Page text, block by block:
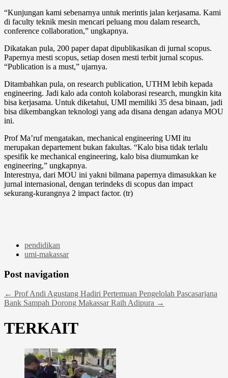
“Kunjungan kami sebenarnya untuk merintis jalan kerjasama. Kami
di faculty teknik mesin mencari peluang mou dalam research,
conference collaboration,” ungkapnya.
Dikatakan pula, 200 paper dapat dipublikasikan di jurnal scopus.
Papernya mesti scopus, setiap dosen mesti terbit jurnal scopus.
“Publication is a must,” ujarnya.
Ditambahkan pula, on research publication, UTHM lebih kepada
engineering. Jadi kalo ada contoh kolaborasi research, mungkin kita
bisa kerjasama. Untuk diketahui, UMI memiliki 35 desa binaan, jadi
bisa dikembangkan teknologi yang ada disana dengan adanya MOU
ini.
Prof Ma’ruf mengatakan, mechanical engineering UMI itu
merupakan departement bukan fakultas. “Kalo bisa tidak terlalu
spesifik ke mechanical engineering, kalo bisa diumumkan ke
engineering,” ungkapnya.
Interestnya, dari MOU ini yakni bilmana papernya dimasukkan ke
jurnal internasional, dengan terindeks di scopus dan impact
sekurang-kurangnya 2 impact factor. (tr)
pendidikan
umi-makassar
Post navigation
← Prof Andi Agustang Hadiri Pertemuan Pengelolah Pascasarjana
Bank Sampah Dorong Makassar Raih Adipura →
TERKAIT